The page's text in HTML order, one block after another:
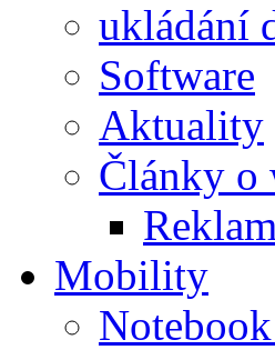
ukládání
Software
Aktuality
Články o
Mobility